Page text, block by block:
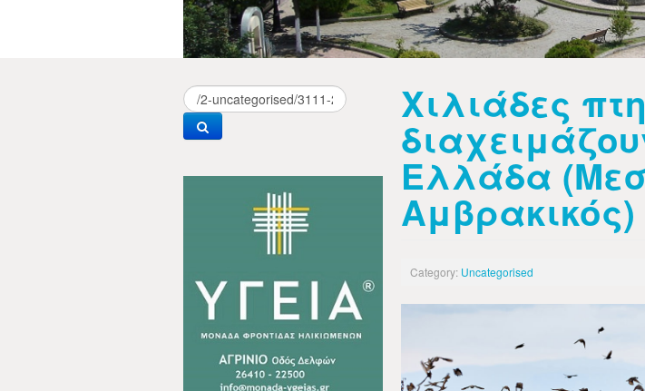
Χιλιάδες
Ελλάδα
Αμβρακικός)
Category: Uncategorised